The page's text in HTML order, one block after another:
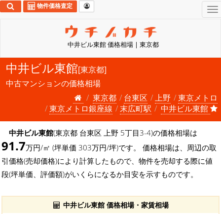
中井ビル東館 価格相場 | 東京都
物件価格査定
中井ビル東館[東京都]
中古マンションの価格相場
東京都
台東区 上野
東京メトロ
東京メトロ銀座線
末広町駅 中井ビル東館
中井ビル東館(東京都 台東区 上野 5丁目3-4)の価格相場は
91.7万円/㎡ (坪単価 303万円/坪)です。 価格相場は、周辺の取
引価格(売却価格)により計算したもので、物件を売却する際に値
段(坪単価、評価額)がいくらになるか目安を示すものです。
中井ビル東館 価格相場・家賃相場